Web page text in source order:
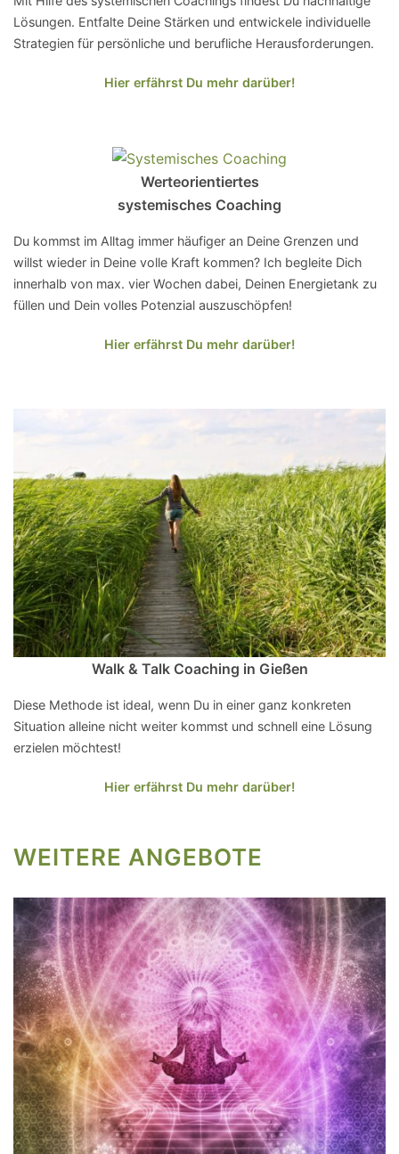
Lösungen. Entfalte Deine Stärken und entwickele individuelle
Strategien für persönliche und berufliche Herausforderungen.
Hier erfährst Du mehr darüber!
Werteorientiertes
systemisches Coaching
Du kommst im Alltag immer häufiger an Deine Grenzen und
willst wieder in Deine volle Kraft kommen? Ich begleite Dich
innerhalb von max. vier Wochen dabei, Deinen Energietank zu
füllen und Dein volles Potenzial auszuschöpfen!
Hier erfährst Du mehr darüber!
Walk & Talk Coaching in Gießen
Diese Methode ist ideal, wenn Du in einer ganz konkreten
Situation alleine nicht weiter kommst und schnell eine Lösung
erzielen möchtest!
Hier erfährst Du mehr darüber!
WEITERE ANGEBOTE